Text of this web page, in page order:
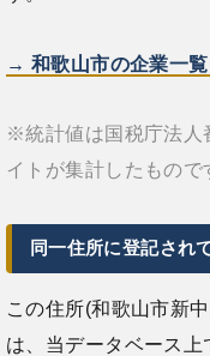
→ 和歌山市の企業一
※統計値は国税庁法人
イトが集計したもので
同一住所に登記され
この住所(和歌山市新
は、当データベース上